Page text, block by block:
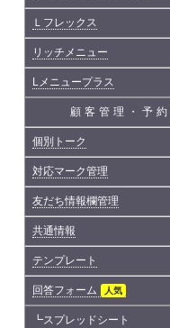
Ｌフレックス
リッチメニュー
Lメニュープラス
顧客管理・予
個別トーク
対応マーク管理
友だち情報欄管理
共通情報
テンプレート
回答フォーム 人気
┗スプレッドシート